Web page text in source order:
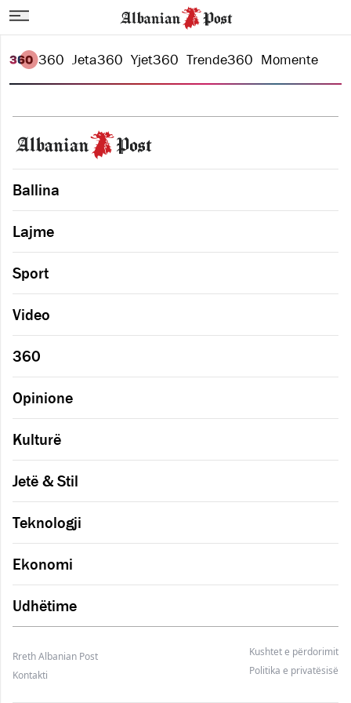
360 Jeta360 Yjet360 Trende360 Momente
Ballina
Lajme
Sport
Video
360
Opinione
Kulturë
Jetë & Stil
Teknologji
Ekonomi
Udhëtime
Rreth Albanian Post
Kushtet e përdorimit
Kontakti
Politika e privatësisë